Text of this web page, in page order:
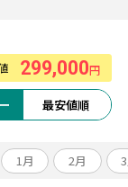
299,000円
最安値順
1月 2月